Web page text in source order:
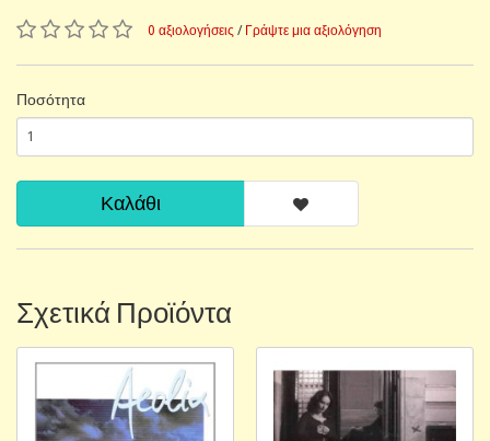
0 αξιολογήσεις / Γράψτε μια αξιολόγηση
Ποσότητα
Καλάθι
Σχετικά Προϊόντα